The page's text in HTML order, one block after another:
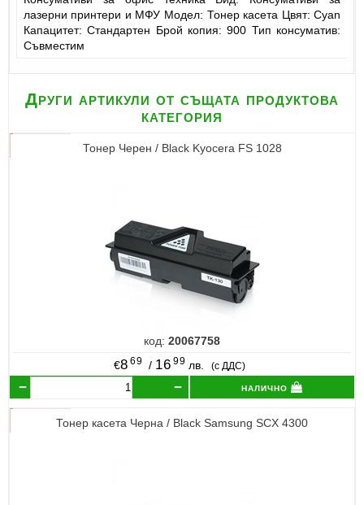
лазерни принтери и МФУ Модел: Тонер касета Цвят: Cyan
Капацитет: Стандартен Брой копия: 900 Тип консуматив:
Съвместим
Други артикули от същата продуктова
категория
Тонер Черен / Black Kyocera FS 1028
код: 20067758
€8 69 / 16 99 лв. (с ДДС)
налично
Тонер касета Черна / Black Samsung SCX 4300